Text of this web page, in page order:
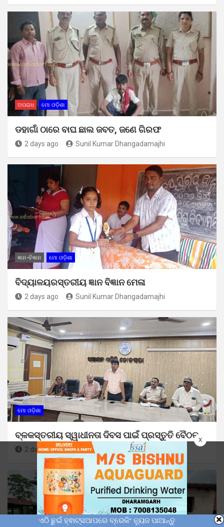
x
ଅପରାଧ ମୋ ଓଡ଼ିଶା
ଡହାଗାଁ ଠାରେ ବାଘ ଛାଲ ଜବତ, ଜଣେ ଗିରଫ
2 days ago Sunil Kumar Dhangadamajhi
ଜ୍ଞାନ-ବିଜ୍ଞାନ ମୋ ଓଡ଼ିଶା
ବିଦ୍ୟାଳୟରସ୍ତରୀୟ ଜ୍ଞାନ ବିଜ୍ଞାନ ମେଳା
2 days ago Sunil Kumar Dhangadamajhi
ମୋ ଓଡ଼ିଶା
ବ୍ଳକସ୍ତରୀୟ ସ୍ୱାଧୀନତା ଦିବସ ପାଇଁ ପ୍ରସ୍ତୁତି ବୈଠକ
2 days ago Sunil Kumar Dhangadamajhi
ଏଠି ଛୁଇଁ ହ୍ଵାଟ୍ସଆପରେ ବ୍ରେକିଂ ନ୍ୟୁଜ ପାଆନ୍ତୁ